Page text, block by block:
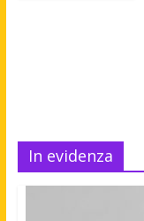
In evidenza